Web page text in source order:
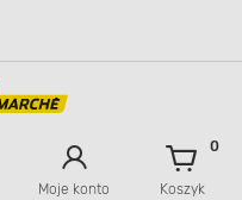
Moje konto Koszyk
0